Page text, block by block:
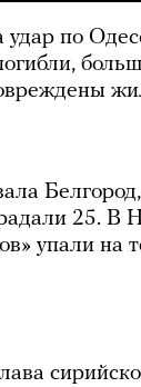
удар по
25. В
упали на